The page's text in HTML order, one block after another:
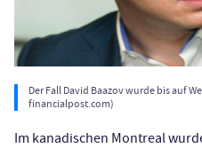
Der Fall David Baazov wurde bis auf
financialpost.com)
Im kanadischen Montreal